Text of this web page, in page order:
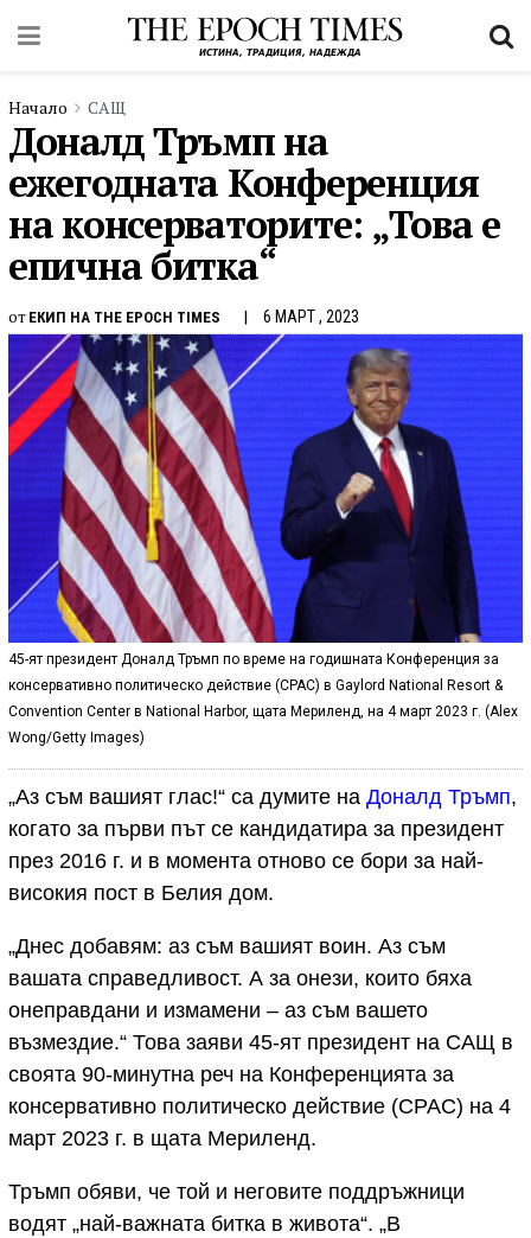
Начало САЩ
Доналд Тръмп на
ежегодната Конференция
на консерваторите: „Това е
епична битка“
от ЕКИП НА THE EPOCH TIMES 6 МАРТ , 2023
45-ят президент Доналд Тръмп по време на годишната Конференция за
консервативно политическо действие (CPAC) в Gaylord National Resort &
Convention Center в National Harbor, щата Мериленд, на 4 март 2023 г. (Alex
Wong/Getty Images)
„Аз съм вашият глас!“ са думите на Доналд Тръмп,
когато за първи път се кандидатира за президент
през 2016 г. и в момента отново се бори за най-
високия пост в Белия дом.
„Днес добавям: аз съм вашият воин. Аз съм
вашата справедливост. А за онези, които бяха
онеправдани и измамени – аз съм вашето
възмездие.“ Това заяви 45-ят президент на САЩ в
своята 90-минутна реч на Конференцията за
консервативно политическо действие (CPAC) на 4
март 2023 г. в щата Мериленд.
Тръмп обяви, че той и неговите поддръжници
водят „най-важната битка в живота“. „В